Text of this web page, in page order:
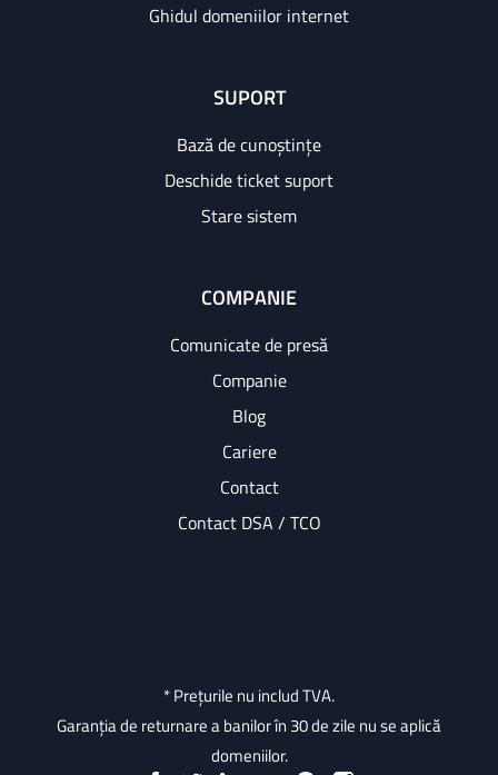
Ghidul domeniilor internet
SUPORT
Bază de cunoștințe
Deschide ticket suport
Stare sistem
COMPANIE
Comunicate de presă
Companie
Blog
Cariere
Contact
Contact DSA / TCO
* Prețurile nu includ TVA.
Garanția de returnare a banilor în 30 de zile nu se aplică
domeniilor.